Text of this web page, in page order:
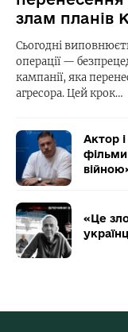
злам планів
Сьогодні
операції —
кампанії, яка
агресора. Цей крок…
Актор
фільми
«Це